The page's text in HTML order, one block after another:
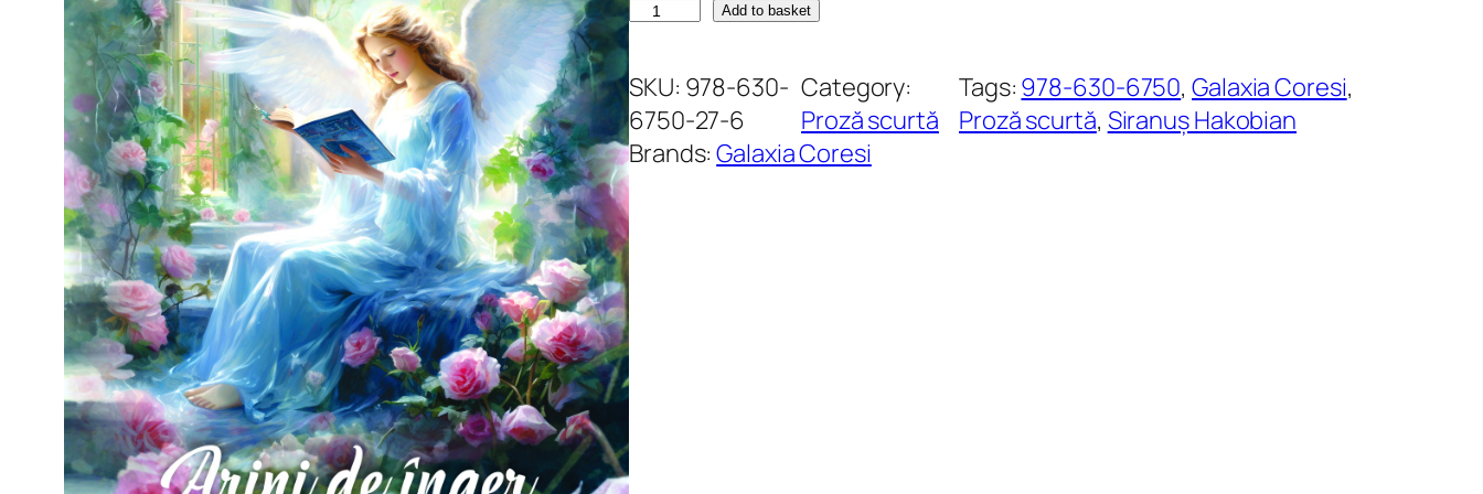
A
r
i
p
i
d
e
î
n
g
e
r
u
a
Add to basket
SKU: 978-630-
6750-27-6
Category:
Proză scurtă
Tags: 978-630-6750, Galaxia Coresi
Proză scurtă, Siranuș Hakobian
Brands:Galaxia Coresi